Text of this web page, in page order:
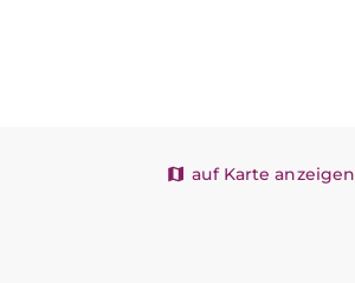
auf Karte anzeigen